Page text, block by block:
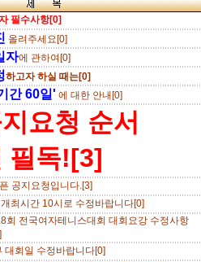
필수사항[0]
올려주세요[0]
자에 관하여[0]
하고자 하실 때는[0]
간 60일' 에 대한 안내[0]
요청 순서
독![3]
공지요청입니다.[3]
최시간 10시로 수정바랍니다[0]
회 전국여자테니스대회 대회요강 수정사항
대회일 수정바랍니다[0]